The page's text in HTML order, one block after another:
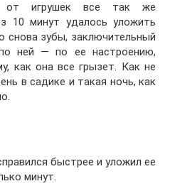
игрушек все так же
10 минут удалось уложить
снова зубы, заключительный
ней — по ее настроению,
как она все грызет. Как не
в садике и такая ночь, как
быстрее и уложил ее
минут.